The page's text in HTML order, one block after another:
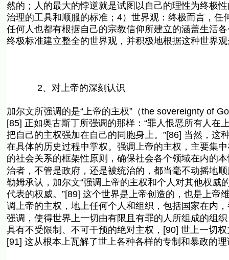
然的；人的最大的悖逆就是试图以自己的理性为终极
治理的工具和顺服的标准；4）世界观：终极而言，
任何人也都有根据自己的宗教信仰所建立的涵盖生活
终极标准建立整全的世界观，并积极地根据这种世界
2、对上帝的深刻认识
加尔文所强调的是“上帝的主权”（the sovereignty of
[85] 正如奥古斯丁所强调的那样：“罪人恨恶所有人
把自己的主权强加在自己的同胞身上。”[86] 当然，这
在具体的历史过程中掌权。强调上帝的主权，主要集
的社会关系的框架性原则，确保社会各个领域在内的
治者，不管是政府，还是被统治的，都当毫不动摇地
勒姆承认，加尔文“强调上帝的主权和个人对其他权
代表的权威。”[89] 这个世界是上帝创造的，也是上帝
调上帝的主权，地上任何个人和组织，包括国家在内
强调，使得世界上一切由有限且有罪的人所组成的组
具有不受限制、不可干预的绝对主权，[90] 世上一切
[91] 这从根本上瓦解了世上各种各样的专制和暴政的